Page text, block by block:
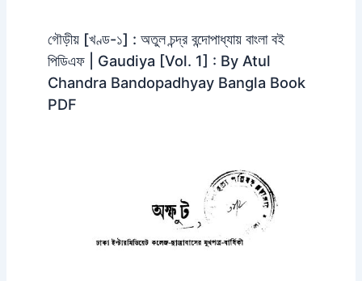
গৌড়ীয় [খণ্ড-১] : অতুল চন্দ্র বন্দোপাধ্যায় বাংলা বই
পিডিএফ | Gaudiya [Vol. 1] : By Atul
Chandra Bandopadhyay Bangla Book
PDF